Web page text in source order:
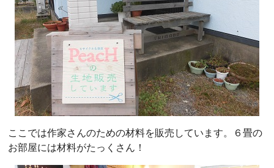
ここでは作家さんのための材料を販売しています。６畳の
お部屋には材料がたっくさん！